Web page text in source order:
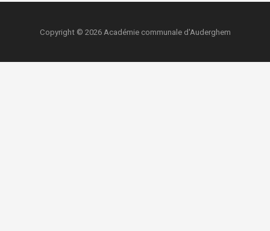
Copyright © 2026 Académie communale d'Auderghem